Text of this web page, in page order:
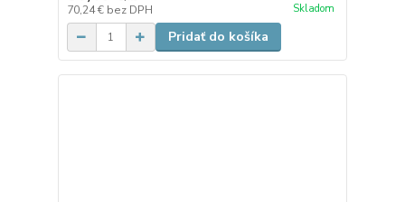
70,24 € bez DPH Skladom
Pridať do košíka